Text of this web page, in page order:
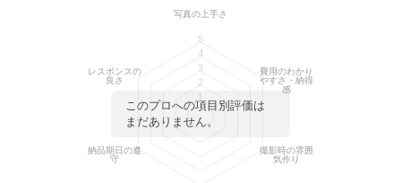
今までに150組以上の方を撮影しています。
・JPS 　中部写真家300人展　入選
・朝日新聞 全日本写真連盟賞　入選
・日本民間放送連盟賞　最優秀賞
このプロへの項目別評価は
まだありません。
写真の上手さ
費用のわかり
やすさ・納得
感
撮影時の雰囲
気作り
納品期日の遵
守
レスポンスの
良さ
1
2
3
4
5